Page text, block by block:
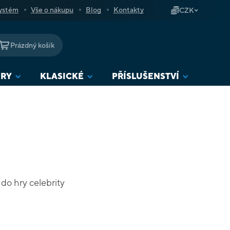
Vše o nákupu Blog Kontakty CZK
NÁKUPNÍ
KOŠÍK
Prázdný košík
KLASICKÉ PŘÍSLUŠENSTVÍ
hry celebrity